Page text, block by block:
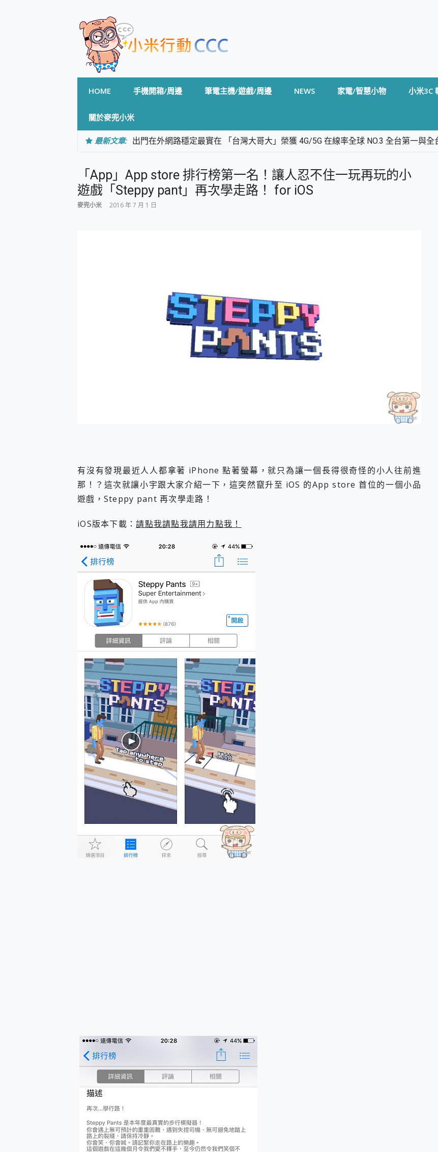
HOME 手機開箱/周邊 筆電主機/遊戲/周邊 NEWS 家電/智慧小物 小米3C
關於麥兜小米
最新文章: 出門在外網路穩定最實在 「台灣大哥大」榮獲 4G/5G 在線率全球 NO.3 全台第一與
專為 PC上的 XBOX和掌機設計的 FireCuda X1070 SSD 固態硬碟開箱 評測
台灣製攝影機在這裡，100%全無線設計 SpotCam Solo Eco 太陽能防水雲端攝影機
測
電力超超超持久 MSI 微星 Prestige 14 AI+ D3MG-031TW 14吋 開箱評價，AI輕薄商務
美到讓人超想擁有 moto pad 60 系列 與 Moto | Swarovski razr 60 冰藍限定版本 開箱
一鍵修復模糊影片、舊照的 AI 好幫手! VideoProc Converter AI 新版全解析 × 年末優惠
小朋友才做選擇 投影機 RGB藍牙音響 氛圍情境燈 我通通都要！ Starfish 2 幻彩膠囊
式生活新體驗
外型超吸晴~ 給您絕佳操控體驗 GravaStar Mercury K1 系列 異星機械鍵盤與 Mercury
開箱~變身「蜘蛛人」椅子軍師！MSI MPG 491CQP QD-OLED 超寬曲面電競螢幕，
iPhone 17 系列 有認證的防護來囉！ imos 首家導入 UL MCV 行銷宣告驗證的手機配
DJI Osmo Pocket 3 爽爽帶回家 歡慶 EaseUS 21 週年到來，「Slogan 海報徵稿活動
小巧好吸不擋鏡頭 有Qi2認證的 ONPRO MagReact MXs2 5000mAh薄型磁吸無線急
超好用的 PLAUD NotePin AI 智慧錄音膠囊~ 您的AI 秘書已上線 每月免費送你 300分
COMPUTEX 2025 來囉！AGI亞奇雷 AI・Gaming・創作儲存方案登場，趕快來AGI亞
自帶線的 有線無線都能充 ONPRO MagReact M5 10000mAh 5合1 磁吸無線急速行動
飛利浦 JS7310 ⚡【電急便｜行動儲能救車電源】 可靠的旅行夥伴！帶給您優異的安
是螢幕也是電視! 一機超多用途「MSI微星 Modern MD272UPSW 27型」 4K IPS 輕薄
您的專屬AI 助手 Yoga Slim 7 Aura Edition 觸控AI筆電 開箱 評測
realme 14 Pro 超硬軍規、冰感變色實測，realme 14 5G 遊戲戰鬥值爆表，效能x娛樂
iPhone、Apple Watch、AirPods耳機 三個設備充電一起搞定 ONPRO MagReact™
動靜皆宜「HUAWEI FreeArc」開放式耳掛耳機，無感配戴! 超穩超服貼，音質、通話
25種洗烘模式一機搞定! Roborock 衣莉莎白 H1 Neo分子篩洗脫烘 AI 滾筒洗衣機
B&O 精品級音響! Home+ 中嘉寬頻 SoundBox 劇院串流盒 開箱 評測
2億 APO蔡司長焦神機降臨~ vivo X200 Pro、vivo X200 就是這麼好拍
EaseUS Vocal Remover 免費線上去聲器一鍵去除人聲 人聲 音樂分離 2024 消除人聲
3 個超值 MHN 飛人工具分享~~ iToolab AnyGo 魔物獵人 Now飛人 ios教學 不出門也
Locawhere AnyTo 寶可夢飛人 AnyTo 不出門也可以飛遍全世界
小體積 40000mAh 超大容量 一次充5個設備 充好充滿 CUKTECH 酷態科 300W 微型充
97.3% 恢復率，資料救援就是這麼簡單 EaseUS Data Recovery Wizard Free 18.0.0
磁碟系統大風吹 有了 磁碟管理程式 EaseUS Partition Master 就是這麼簡單
全新 SONY Xperia 1 VI 開箱! 相機實測! 長焦覆蓋更遠更清晰、2日長續航、頂尖影音
Xiaomi 14 Ultra 開箱 評測~ 有深度的 Leica 影像旗艦手機! 加碼小旗艦 Xiaomi 14 開
vivo TWS 3e 真無線藍牙耳機智慧降噪升級、音質明亮溫潤，並支援雙設備連接~
MSI Claw 掌機專屬配件包 來囉 完美保護 MSI Claw A1M-026TW 電競掌機
人像旗艦 vivo V30 系列 開箱 評測! 首搭蔡司光學鏡頭、攝影棚級柔光環、拍攝功能最
多個願望一次滿足 超強散熱 微星 MSI Claw A1M-026TW 電競掌機 開箱 評測
一吸完美對位 擁有超強吸力與超好用的隱磁支架 O-ONE MAG 最會吸的行動電源 開
OPPO 哈蘇 300mm 專業增距鏡實測：Find X9 Ultra 光學長焦隨手拍，紀錄生活就是
Motorola edge 70 pro 及 moto g37 power上市，登錄在送飛利浦氣炸鍋
近八千元的 Soundcore Liberty 5 Pro Max，有螢幕的耳機會是智商稅嗎?
ASUS Pad 全面應援 Me Time，加碼愛奇藝黃金雙周卡體驗，專案價最低 NT$0 起
「App」App store 排行榜第一名！讓人忍不住一玩再玩的小
遊戲「Steppy pant」再次學走路！ for iOS
麥兜小米 2016 年 7 月 1 日
有沒有發現最近人人都拿著 iPhone 點著螢幕，就只為讓一個長得很奇怪的小人往前進
那！？這次就讓小宇跟大家介紹一下，這突然竄升至 iOS 的App store 首位的一個小品
遊戲，Steppy pant 再次學走路！
iOS版本下載：請點我請點我請用力點我！